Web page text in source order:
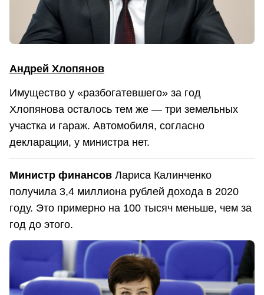
Андрей Хлопянов
Имущество у «разбогатевшего» за год
Хлопянова осталось тем же — три земельных
участка и гараж. Автомобиля, согласно
декларации, у министра нет.
Министр финансов Лариса Калинченко
получила 3,4 миллиона рублей дохода в 2020
году. Это примерно на 100 тысяч меньше, чем за
год до этого.